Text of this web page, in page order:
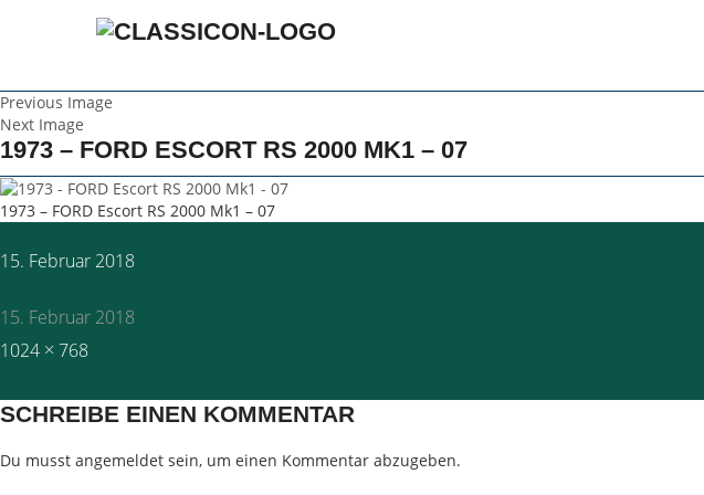
Previous Image
Next Image
1973 – FORD ESCORT RS 2000 MK1 – 07
1973 – FORD Escort RS 2000 Mk1 – 07
Posted
15. Februar 2018
15. Februar 2018
Full
1024 × 768
SCHREIBE EINEN KOMMENTAR
Du musst angemeldet sein, um einen Kommentar abzugeben.